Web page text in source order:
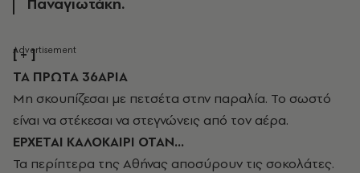
[ + ]
ΤΑ ΠΡΩΤΑ 36ΑΡΙΑ
Μη σκουπίζεσαι με πετσέτα στην παραλία. Το σωστό
είναι να στέκεσαι να στεγνώνεις από τον αέρα.
ΕΡΧΕΤΑΙ ΚΑΛΟΚΑΙΡΙ ΟΤΑΝ…
Τα περίπτερα της Αθήνας αποσύρουν τις σοκολάτες.